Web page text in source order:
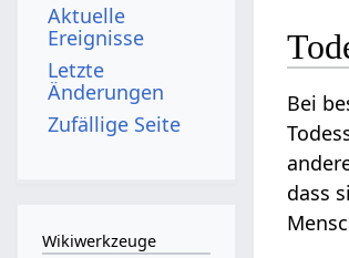
Bei
dass
Aktuelle
Ereignisse
Letzte
Änderungen
Zufällige Seite
Wikiwerkzeuge